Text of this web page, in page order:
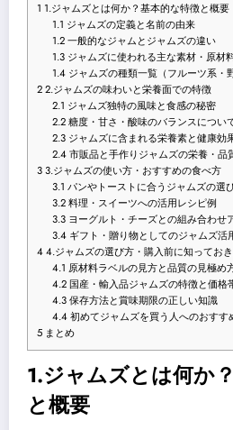
1 1.ジャムズとは何か？基本的な特徴と概要
1.1 ジャムズの定義と名前の由来
1.2一般的なジャムとジャムズの違い
1.3 ジャムズに使われる主な素材・原材
1.4 ジャムズの種類一覧（フルーツ系・
22.ジャムズの味わいと栄養面での特徴
2.1 ジャムズ独特の風味と食感の秘密
2.2糖度・甘さ・酸味のバランスについ
2.3 ジャムズに含まれる栄養素と健康効
2.4市販品と手作りジャムズの栄養・品
33.ジャムズの使い方・おすすめの食べ方
3.1 パンやトーストに合うジャムズの選
3.2料理・スイーツへの活用レシピ例
3.3 ヨーグルト・チーズとの組み合わせ
3.4 ギフト・贈り物としてのジャムズ活
44.ジャムズの選び方・購入前に知ってお
4.1 原材料ラベルの見方と品質の見極め
4.2国産・輸入品ジャムズの特徴と価格
4.3保存方法と賞味期限の正しい知識
4.4初めてジャムズを買う人へのおすす
5 まとめ
1.ジャムズとは何か
と概要